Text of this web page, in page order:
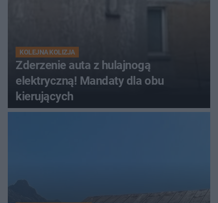
KOLEJNA KOLIZJA
Zderzenie auta z hulajnogą
elektryczną! Mandaty dla obu
kierujących